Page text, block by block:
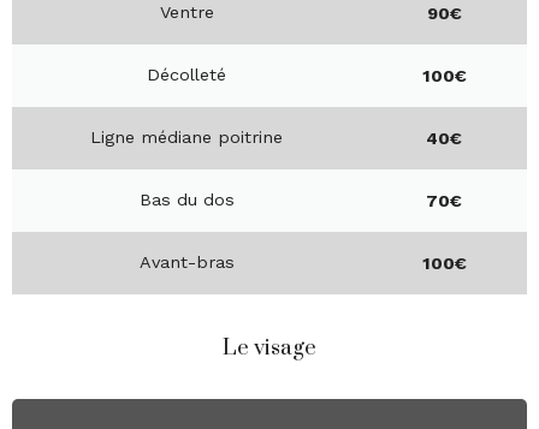
Ventre 90€
Décolleté 100€
Ligne médiane poitrine 40€
Bas du dos 70€
Avant-bras 100€
Le visage